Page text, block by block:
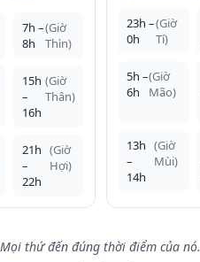
7h –
8h
(Giờ
Thìn)
15h
–
16h
(Giờ
Thân)
21h
–
22h
(Giờ
Hợi)
23h –
0h
(Giờ
Tí)
5h –
6h
(Giờ
Mão)
13h
–
14h
(Giờ
Mùi)
Mọi thứ đến đúng thời điểm của nó.